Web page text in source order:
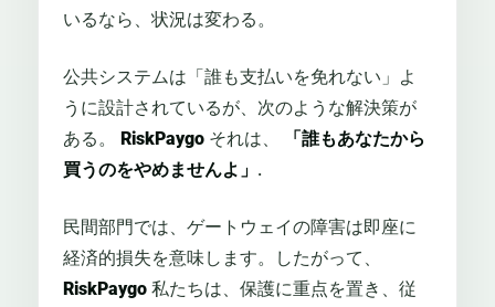
いるなら、状況は変わる。
公共システムは「誰も支払いを免れない」よ
うに設計されているが、次のような解決策が
ある。 RiskPaygo それは、
「誰もあなたから
買うのをやめませんよ」 .
民間部門では、ゲートウェイの障害は即座に
経済的損失を意味します。したがって、
RiskPaygo 私たちは、保護に重点を置き、従